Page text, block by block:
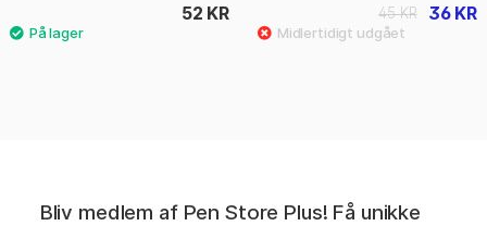
52 KR 36 KR
45 KR
Bliv medlem af Pen Store Plus! Få unikke